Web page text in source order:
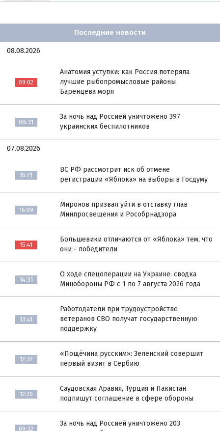
Последние новости
08.08.2026
09:02
Анатомия уступки: как Россия потеряла
лучшие рыбопромысловые районы
Баренцева моря
08:31
За ночь над Россией уничтожено 397
украинских беспилотников
07.08.2026
16:21
ВС РФ рассмотрит иск об отмене
регистрации «Яблока» на выборы в Госдуму
16:09
Миронов призвал уйти в отставку глав
Минпросвещения и Рособрнадзора
15:41
Большевики отличаются от «Яблока» тем, что
они - победители
14:31
О ходе спецоперации на Украине: сводка
Минобороны РФ с 1 по 7 августа 2026 года
13:41
Работодатели при трудоустройстве
ветеранов СВО получат государственную
поддержку
12:37
«Пощёчина русским»: Зеленский совершит
первый визит в Сербию
12:20
Саудовская Аравия, Турция и Пакистан
подпишут соглашение в сфере обороны
09:32
За ночь над Россией уничтожено 203